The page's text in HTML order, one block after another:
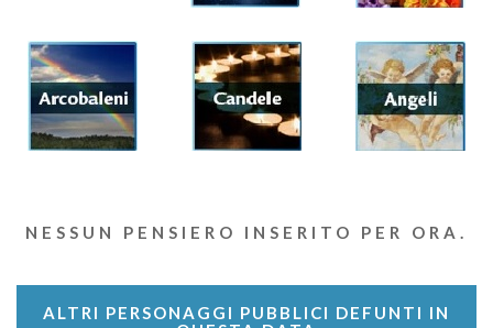
NESSUN PENSIERO INSERITO PER ORA.
ALTRI PERSONAGGI PUBBLICI DEFUNTI IN